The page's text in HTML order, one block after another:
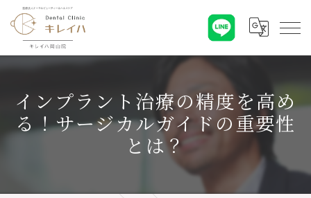
インプラント治療の精度を高め
る！サージカルガイドの重要性
とは？